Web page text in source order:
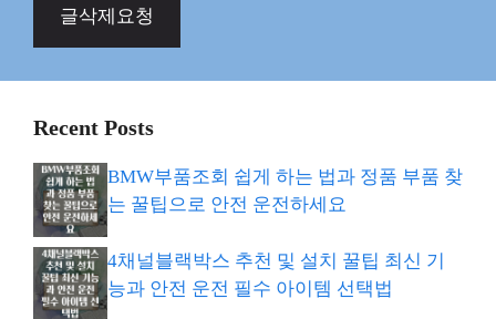
글삭제요청
Recent Posts
BMW부품조회 쉽게 하는 법과 정품 부품 찾
는 꿀팁으로 안전 운전하세요
4채널블랙박스 추천 및 설치 꿀팁 최신 기
능과 안전 운전 필수 아이템 선택법